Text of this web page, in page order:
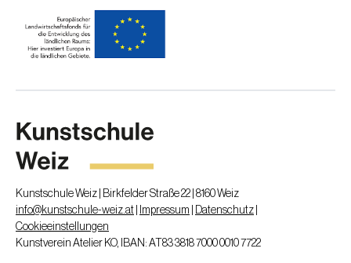
Kunstschule Weiz | Birkfelder Straße 22 | 8160 Weiz
info@kunstschule-weiz.at| Impressum | Datenschutz|
Cookieeinstellungen
Kunstverein Atelier KO, IBAN: AT83 3818 7000 0010 7722